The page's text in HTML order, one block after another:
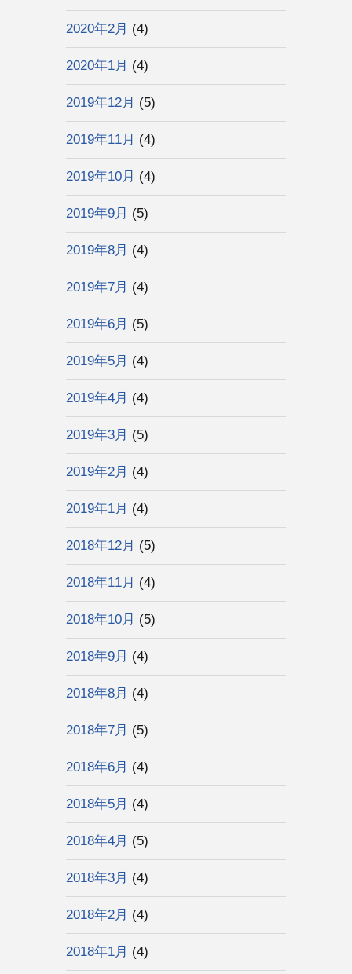
2020年2月 (4)
2020年1月 (4)
2019年12月 (5)
2019年11月 (4)
2019年10月 (4)
2019年9月 (5)
2019年8月 (4)
2019年7月 (4)
2019年6月 (5)
2019年5月 (4)
2019年4月 (4)
2019年3月 (5)
2019年2月 (4)
2019年1月 (4)
2018年12月 (5)
2018年11月 (4)
2018年10月 (5)
2018年9月 (4)
2018年8月 (4)
2018年7月 (5)
2018年6月 (4)
2018年5月 (4)
2018年4月 (5)
2018年3月 (4)
2018年2月 (4)
2018年1月 (4)